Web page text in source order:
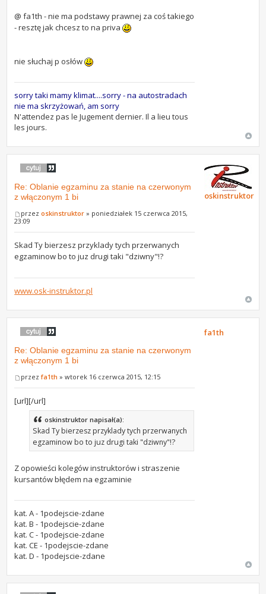
@ fa1th - nie ma podstawy prawnej za coś takiego
- resztę jak chcesz to na priva
nie słuchaj p osłów
sorry taki mamy klimat....sorry - na autostradach
nie ma skrzyżowań, am sorry
N'attendez pas le Jugement dernier. Il a lieu tous
les jours.
Re: Oblanie egzaminu za stanie na czerwonym
z włączonym 1 bi
przezoskinstruktor » poniedziałek 15 czerwca 2015,
23:09
Skad Ty bierzesz przyklady tych przerwanych
egzaminow bo to juz drugi taki "dziwny"!?
www.osk-instruktor.pl
oskinstruktor
Re: Oblanie egzaminu za stanie na czerwonym
z włączonym 1 bi
przezfa1th » wtorek 16 czerwca 2015, 12:15
[url][/url]
oskinstruktor napisał(a):
Skad Ty bierzesz przyklady tych przerwanych
egzaminow bo to juz drugi taki "dziwny"!?
Z opowieści kolegów instruktorów i straszenie
kursantów błędem na egzaminie
kat. A - 1podejscie-zdane
kat. B - 1podejscie-zdane
kat. C - 1podejscie-zdane
kat. CE - 1podejscie-zdane
kat. D - 1podejscie-zdane
fa1th